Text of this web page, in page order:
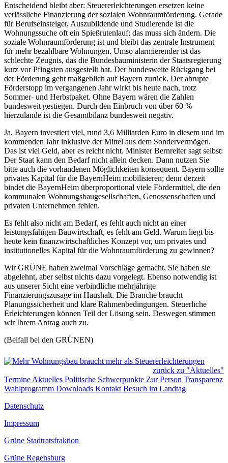
Entscheidend bleibt aber: Steuererleichterungen ersetzen keine
verlässliche Finanzierung der sozialen Wohnraumförderung. Gerade
für Berufseinsteiger, Auszubildende und Studierende ist die
Wohnungssuche oft ein Spießrutenlauf; das muss sich ändern. Die
soziale Wohnraumförderung ist und bleibt das zentrale Instrument
für mehr bezahlbare Wohnungen. Umso alarmierender ist das
schlechte Zeugnis, das die Bundesbauministerin der Staatsregierung
kurz vor Pfingsten ausgestellt hat. Der bundesweite Rückgang bei
der Förderung geht maßgeblich auf Bayern zurück. Der abrupte
Förderstopp im vergangenen Jahr wirkt bis heute nach, trotz
Sommer- und Herbstpaket. Ohne Bayern wären die Zahlen
bundesweit gestiegen. Durch den Einbruch von über 60 %
hierzulande ist die Gesamtbilanz bundesweit negativ.
Ja, Bayern investiert viel, rund 3,6 Milliarden Euro in diesem und im
kommenden Jahr inklusive der Mittel aus dem Sondervermögen.
Das ist viel Geld, aber es reicht nicht. Minister Bernreiter sagt selbst:
Der Staat kann den Bedarf nicht allein decken. Dann nutzen Sie
bitte auch die vorhandenen Möglichkeiten konsequent. Bayern sollte
privates Kapital für die BayernHeim mobilisieren; denn derzeit
bindet die BayernHeim überproportional viele Fördermittel, die den
kommunalen Wohnungsbaugesellschaften, Genossenschaften und
privaten Unternehmen fehlen.
Es fehlt also nicht am Bedarf, es fehlt auch nicht an einer
leistungsfähigen Bauwirtschaft, es fehlt am Geld. Warum liegt bis
heute kein finanzwirtschaftliches Konzept vor, um privates und
institutionelles Kapital für die Wohnraumförderung zu gewinnen?
Wir GRÜNE haben zweimal Vorschläge gemacht, Sie haben sie
abgelehnt, aber selbst nichts dazu vorgelegt. Ebenso notwendig ist
aus unserer Sicht eine verbindliche mehrjährige
Finanzierungszusage im Haushalt. Die Branche braucht
Planungssicherheit und klare Rahmenbedingungen. Steuerliche
Erleichterungen können Teil der Lösung sein. Deswegen stimmen
wir Ihrem Antrag auch zu.
(Beifall bei den GRÜNEN)
zurück zu "Aktuelles"
Termine Aktuelles Politische Schwerpunkte Zur Person Transparenz
Wahlprogramm Downloads Kontakt Besuch im Landtag
Datenschutz
Impressum
Grüne Stadtratsfraktion
Grüne Regensburg